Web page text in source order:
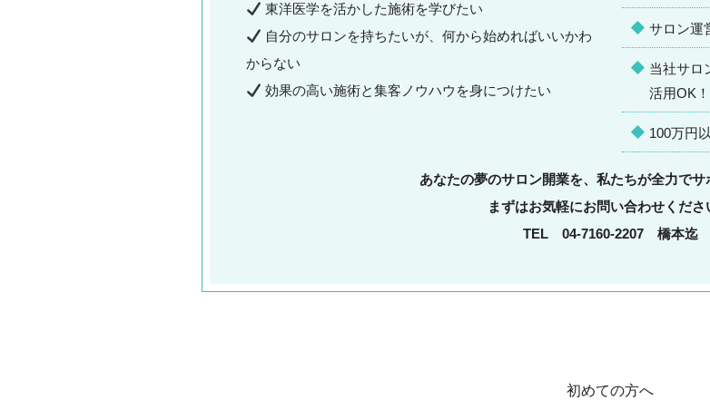
東洋医学を活かした施術を学びたい
自分のサロンを持ちたいが、何から始めればいいかわ
からない
効果の高い施術と集客ノウハウを身につけたい
サロン運
当社サロ
活用OK！
100万円
あなたの夢のサロン開業を、私たちが全力でサ
まずはお気軽にお問い合わせくださ
TEL 04-7160-2207 橋本迄
初めての方へ